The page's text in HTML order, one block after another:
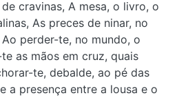
cravinas, A mesa, o livro, o
As preces de ninar, no
perder-te, no mundo, o
as mãos em cruz, quais
te, debalde, ao pé das
a presença entre a lousa e o